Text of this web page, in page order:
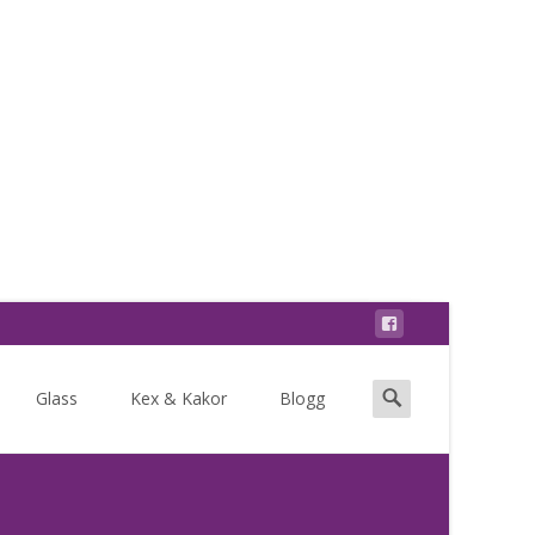
Glass Kex & Kakor Blogg
Search
for: